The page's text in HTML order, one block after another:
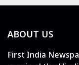
ABOUT US
First India